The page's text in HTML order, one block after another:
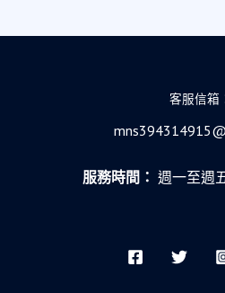
客服信箱
服務時間： 週一至週